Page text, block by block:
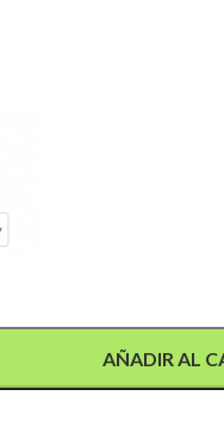
AÑADIR AL